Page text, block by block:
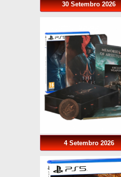
30 Setembro 2026
4 Setembro 2026